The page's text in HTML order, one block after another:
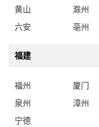
黄山
滁州
六安
亳州
福建
福州 厦门
泉州
漳州
宁德